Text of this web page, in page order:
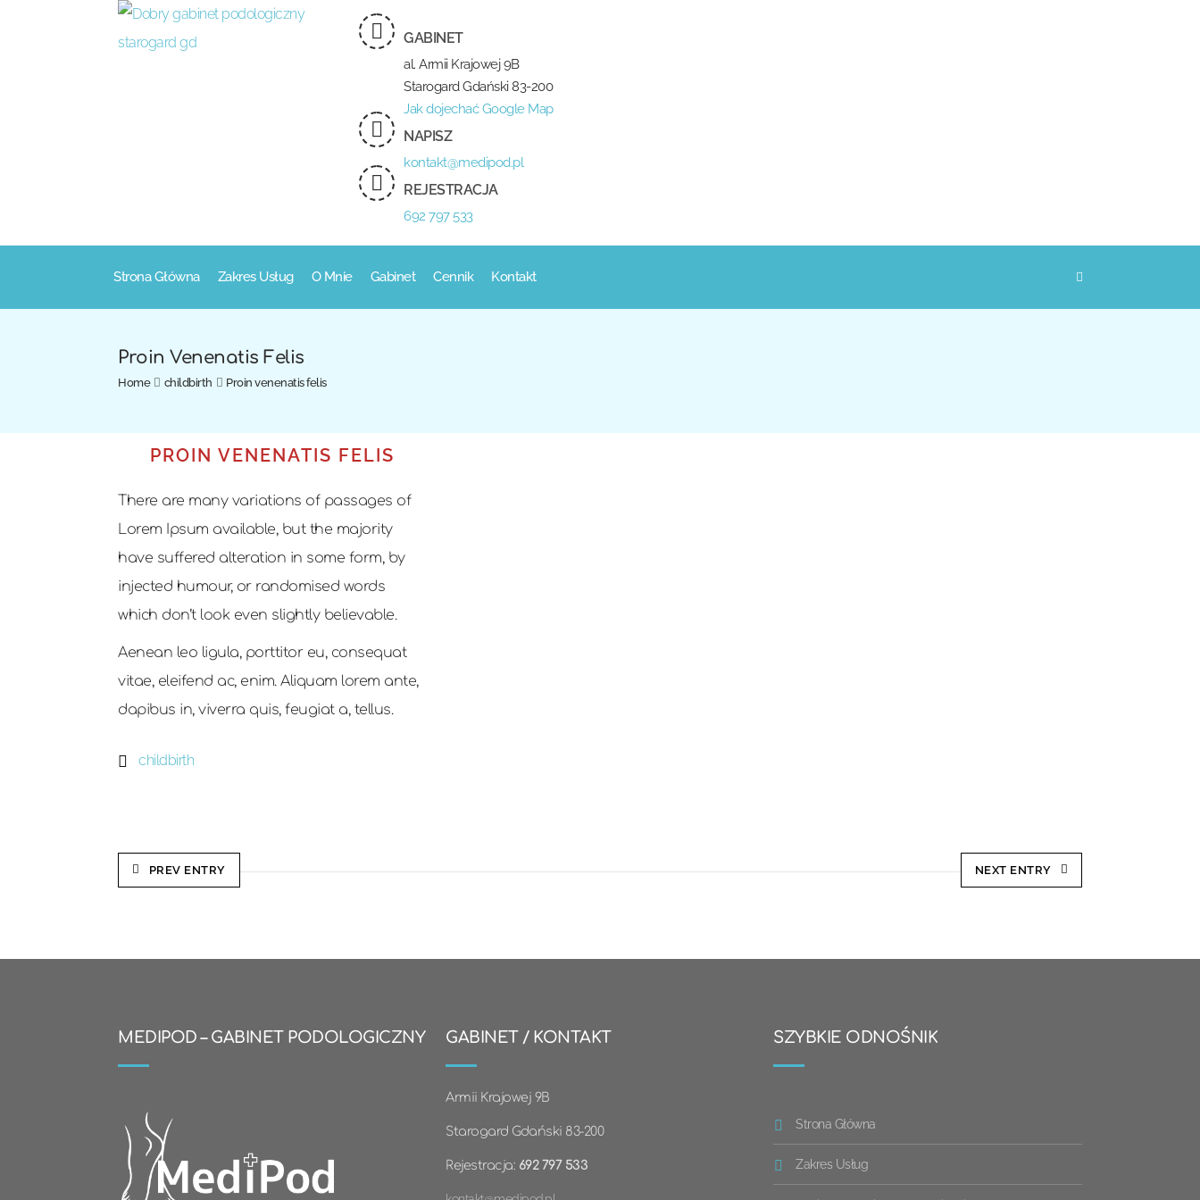
GABINET
al. Armii Krajowej 9B
Starogard Gdański 83-200
Jak dojechać Google Map
NAPISZ
kontakt@medipod.pl
REJESTRACJA
692 797 533
Strona Główna Zakres Usług O Mnie Gabinet Cennik Kontakt
Proin Venenatis Felis
Home childbirth Proin venenatis felis
PROIN VENENATIS FELIS
There are many variations of passages of
Lorem Ipsum available, but the majority
have suffered alteration in some form, by
injected humour, or randomised words
which don’t look even slightly believable.
Aenean leo ligula, porttitor eu, consequat
vitae, eleifend ac, enim. Aliquam lorem ante,
dapibus in, viverra quis, feugiat a, tellus.
childbirth
PREV ENTRY NEXT ENTRY
MEDIPOD – GABINET PODOLOGICZNY GABINET / KONTAKT
Armii Krajowej 9B
Starogard Gdański 83-200
Rejestracja: 692 797 533
SZYBKIE ODNOŚNIK
Strona Główna
Zakres Usług